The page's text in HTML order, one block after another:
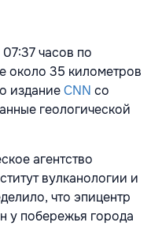
часов по
около 35 километров
изданиеCNN со
геологической
агентство
вулканологии и
что эпицентр
у побережья города